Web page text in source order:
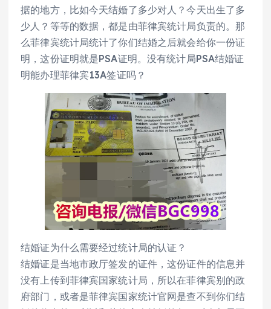
据的地方，比如今天结婚了多少对人？今天出生了多
少人？等等的数据，都是由菲律宾统计局负责的。那
么菲律宾统计局统计了你们结婚之后就会给你一份证
明，这份证明就是PSA证明。没有统计局PSA结婚证
明能办理菲律宾13A签证吗？
结婚证为什么需要经过统计局的认证？
结婚证是当地市政厅签发的证件，这份证件的信息并
没有上传到菲律宾国家统计局，所以在菲律宾别的政
府部门，或者是菲律宾国家统计官网是查不到你们结